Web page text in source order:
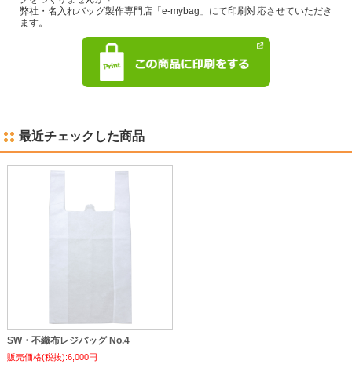
弊社・名入れバッグ製作専門店「e-mybag」にて印刷対応させていただき
ます。
最近チェックした商品
SW・不織布レジバッグ No.4
販売価格(税抜):6,000円